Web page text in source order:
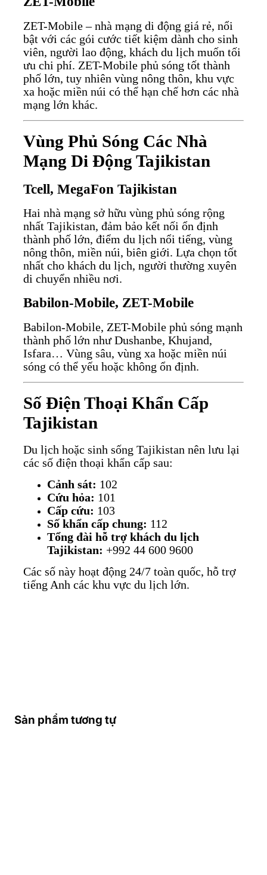
ZET-Mobile – nhà mạng di động giá rẻ, nổi
bật với các gói cước tiết kiệm dành cho sinh
viên, người lao động, khách du lịch muốn tối
ưu chi phí. ZET-Mobile phủ sóng tốt thành
phố lớn, tuy nhiên vùng nông thôn, khu vực
xa hoặc miền núi có thể hạn chế hơn các nhà
mạng lớn khác.
Vùng Phủ Sóng Các Nhà
Mạng Di Động Tajikistan
Tcell, MegaFon Tajikistan
Hai nhà mạng sở hữu vùng phủ sóng rộng
nhất Tajikistan, đảm bảo kết nối ổn định
thành phố lớn, điểm du lịch nổi tiếng, vùng
nông thôn, miền núi, biên giới. Lựa chọn tốt
nhất cho khách du lịch, người thường xuyên
di chuyển nhiều nơi.
Babilon-Mobile, ZET-Mobile
Babilon-Mobile, ZET-Mobile phủ sóng mạnh
thành phố lớn như Dushanbe, Khujand,
Isfara… Vùng sâu, vùng xa hoặc miền núi
sóng có thể yếu hoặc không ổn định.
Số Điện Thoại Khẩn Cấp
Tajikistan
Du lịch hoặc sinh sống Tajikistan nên lưu lại
các số điện thoại khẩn cấp sau:
Cảnh sát: 102
Cứu hỏa: 101
Cấp cứu: 103
Số khẩn cấp chung: 112
Tổng đài hỗ trợ khách du lịch
Tajikistan: +992 44 600 9600
Các số này hoạt động 24/7 toàn quốc, hỗ trợ
tiếng Anh các khu vực du lịch lớn.
Sản phẩm tương tự